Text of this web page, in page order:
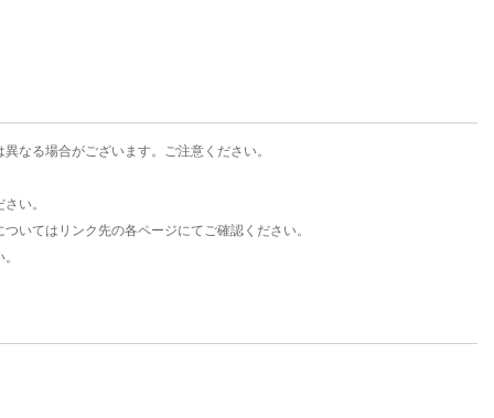
なる場合がございます。ご注意ください。
い。
いてはリンク先の各ページにてご確認ください。